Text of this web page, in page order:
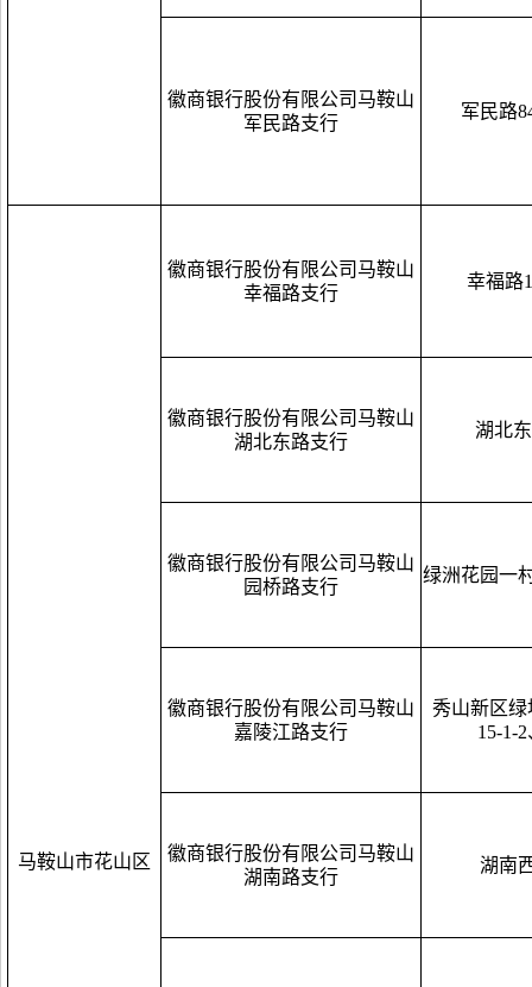
徽商银行股份有限公司马鞍山
军民路支行
军民路
马鞍山市花山区
徽商银行股份有限公司马鞍山
幸福路支行
幸福路
徽商银行股份有限公司马鞍山
湖北东路支行
湖北
徽商银行股份有限公司马鞍山
园桥路支行
绿洲花园一
徽商银行股份有限公司马鞍山
嘉陵江路支行
秀山新区
15-1-
徽商银行股份有限公司马鞍山
湖南路支行
湖南